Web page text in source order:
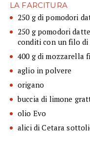
LA FARCITURA
250 g di pomodori
250 g pomodori
conditi con un filo di
400 g di mozzarella
aglio in polvere
origano
buccia di limone
olio Evo
alici di Cetara